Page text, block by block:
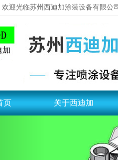
欢迎光临苏州西迪加涂装设备有限公
页 关于西迪加